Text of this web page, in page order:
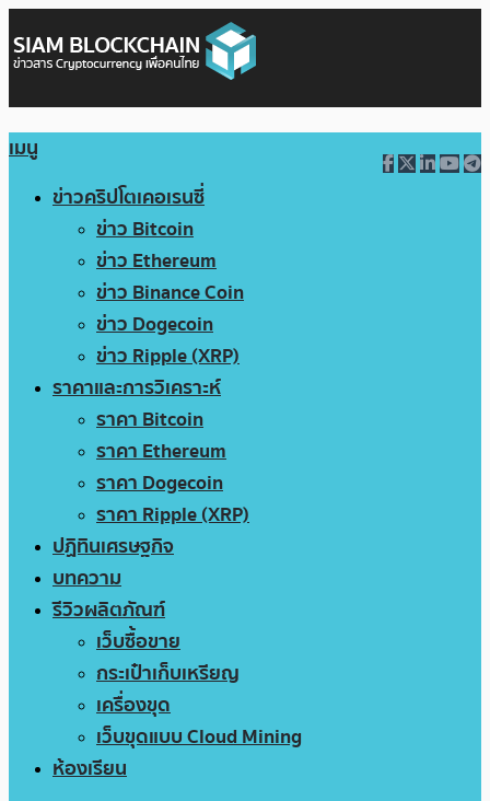
เมนู
ข่าวคริปโตเคอเรนซี่
ข่าว Bitcoin
ข่าว Ethereum
ข่าว Binance Coin
ข่าว Dogecoin
ข่าว Ripple (XRP)
ราคาและการวิเคราะห์
ราคา Bitcoin
ราคา Ethereum
ราคา Dogecoin
ราคา Ripple (XRP)
ปฏิทินเศรษฐกิจ
บทความ
รีวิวผลิตภัณฑ์
เว็บซื้อขาย
กระเป๋าเก็บเหรียญ
เครื่องขุด
เว็บขุดแบบ Cloud Mining
ห้องเรียน